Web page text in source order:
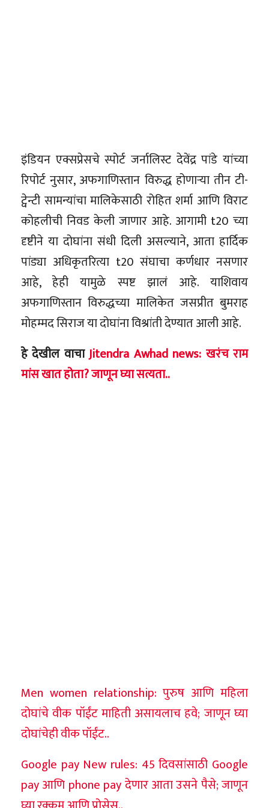
इंडियन एक्सप्रेसचे स्पोर्ट जर्नालिस्ट देवेंद्र पांडे यांच्या
रिपोर्ट नुसार, अफगाणिस्तान विरुद्ध होणाऱ्या तीन टी-
ट्वेन्टी सामन्यांचा मालिकेसाठी रोहित शर्मा आणि विराट
कोहलीची निवड केली जाणार आहे. आगामी t20 च्या
दृष्टीने या दोघांना संधी दिली असल्याने, आता हार्दिक
पांड्या अधिकृतरित्या t20 संघाचा कर्णधार नसणार
आहे, हेही यामुळे स्पष्ट झालं आहे. याशिवाय
अफगाणिस्तान विरुद्धच्या मालिकेत जसप्रीत बुमराह
मोहम्मद सिराज या दोघांना विश्रांती देण्यात आली आहे.
हे देखील वाचाJitendra Awhad news: खरंच राम
मांस खात होता? जाणून घ्या सत्यता..
Men women relationship: पुरुष आणि महिला
दोघांचे वीक पॉईंट माहिती असायलाच हवे; जाणून घ्या
दोघांचेही वीक पॉईंट..
Google pay New rules: 45 दिवसांसाठी Google
pay आणि phone pay देणार आता उसने पैसे; जाणून